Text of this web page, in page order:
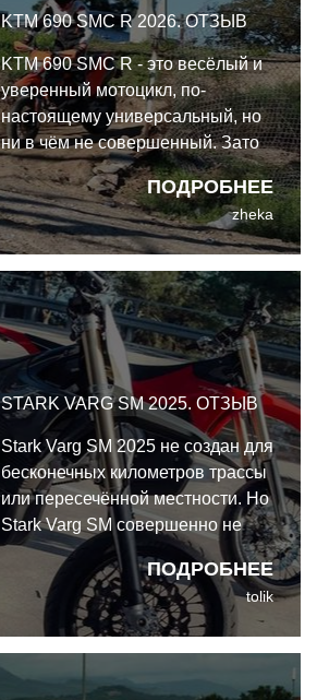
KTM 690 SMC R 2026. ОТЗЫВ
ПОДРОБНЕЕ
KTM 690 SMC R - это весёлый и
уверенный мотоцикл, по-
настоящему универсальный, но
ни в чём не совершенный. Зато
очаровательный во всех
смыслах этого слова.
zheka
STARK VARG SM 2025. ОТЗЫВ
ПОДРОБНЕЕ
Stark Varg SM 2025 не создан для
бесконечных километров трассы
или пересечённой местности. Но
Stark Varg SM совершенно не
страдает недостатком мощности
или динамики, и при этом весьма
аутентично воплощает все
захватывающие аспекты
супермото.
tolik